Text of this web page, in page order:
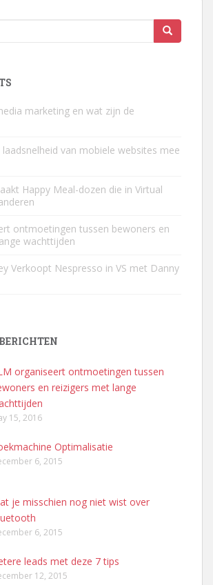
marketing en wat zijn de
van mobiele websites mee
Happy Meal-dozen die in Virtual
ontmoetingen tussen bewoners en
wachttijden
Verkoopt Nespresso in VS met Danny
organiseert ontmoetingen tussen
en reizigers met lange
15, 2016
Optimalisatie
6, 2015
je misschien nog niet wist over
6, 2015
leads met deze 7 tips
12, 2015